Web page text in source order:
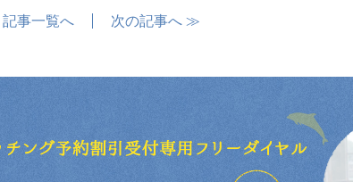
記事一覧へ 次の記事へ ≫